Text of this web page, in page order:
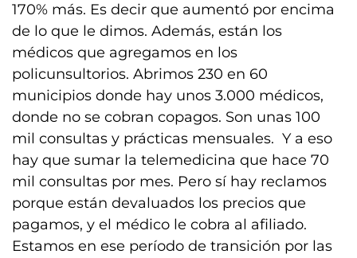
170% más. Es decir que aumentó por encima
de lo que le dimos. Además, están los
médicos que agregamos en los
policunsultorios. Abrimos 230 en 60
municipios donde hay unos 3.000 médicos,
donde no se cobran copagos. Son unas 100
mil consultas y prácticas mensuales. Y a eso
hay que sumar la telemedicina que hace 70
mil consultas por mes. Pero sí hay reclamos
porque están devaluados los precios que
pagamos, y el médico le cobra al afiliado.
Estamos en ese período de transición por las